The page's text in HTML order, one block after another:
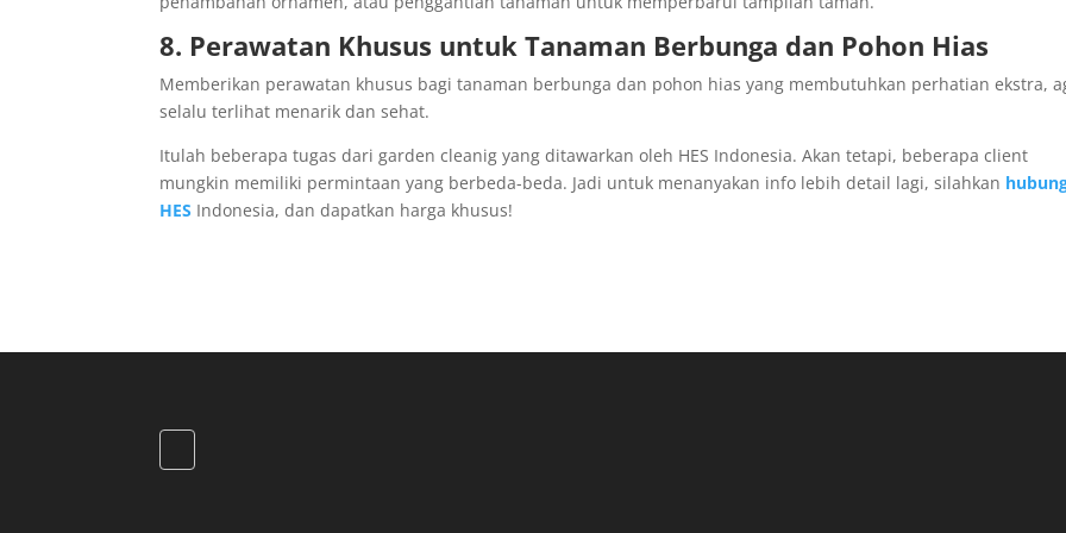
8. Perawatan Khusus untuk Tanaman Berbunga dan Pohon Hias
Memberikan perawatan khusus bagi tanaman berbunga dan pohon hias yang membutuhkan perhatian ekstra,
selalu terlihat menarik dan sehat.
Itulah beberapa tugas dari garden cleanig yang ditawarkan oleh HES Indonesia. Akan tetapi, beberapa client
mungkin memiliki permintaan yang berbeda-beda. Jadi untuk menanyakan info lebih detail lagi, silahkan
HES Indonesia, dan dapatkan harga khusus!